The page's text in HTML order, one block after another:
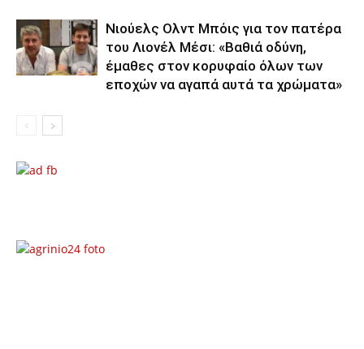
Νιούελς Ολντ Μπόις για τον πατέρα
του Λιονέλ Μέσι: «Βαθιά οδύνη,
έμαθες στον κορυφαίο όλων των
εποχών να αγαπά αυτά τα χρώματα»